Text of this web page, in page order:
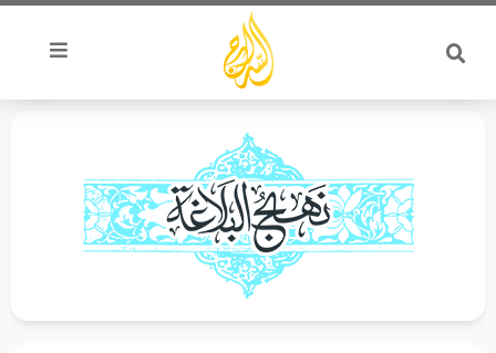
تخطي
المحتوى